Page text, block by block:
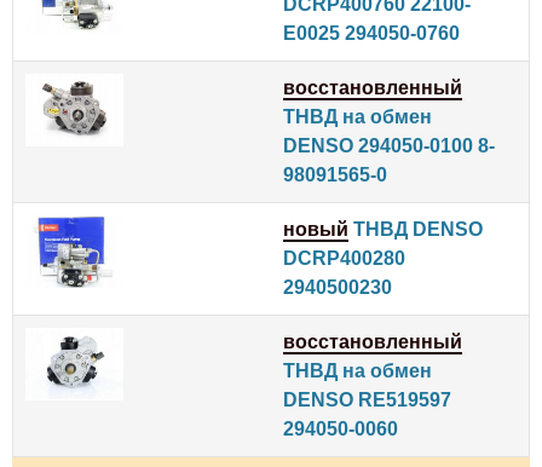
E0025 294050-0760
восстановленный
ТНВД на обмен
DENSO 294050-0100 8-
98091565-0
новый ТНВД DENSO
DCRP400280
2940500230
восстановленный
ТНВД на обмен
DENSO RE519597
294050-0060